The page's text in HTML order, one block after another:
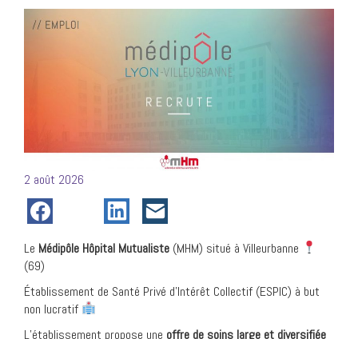
Posté
le
2 août 2026
Le Médipôle Hôpital Mutualiste (MHM) situé à Villeurbanne
(69)
Établissement de Santé Privé d’Intérêt Collectif (ESPIC) à but
non lucratif
L’établissement propose une offre de soins large et diversifiée